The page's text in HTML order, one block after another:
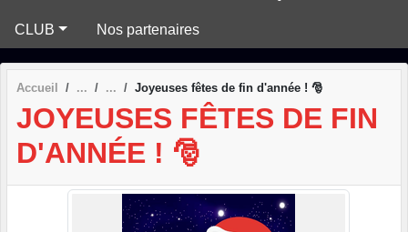
CLUB Nos partenaires
Accueil Joyeuses fêtes de fin d'année ! 🎅
JOYEUSES FÊTES DE FIN
D'ANNÉE ! 🎅